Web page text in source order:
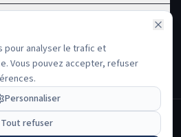
pour analyser le trafic et
Vous pouvez accepter, refuser
Personnaliser
Tout refuser— Tous droits réservés.
confidentialité